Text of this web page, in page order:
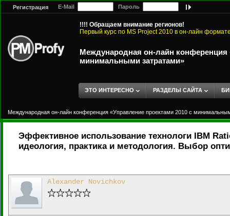
Регистрация E-Mail Пароль
!!!! Обращаем внимание регионов!
Первый курс по MS Project 2010 в он-лайн
Международная он-лайн конференция
минимальными затратами»
ЭТО ИНТЕРЕСНО РАЗДЕЛЫ САЙТА
Международная он-лайн конференция «Управление проектами 2010 с
Эффективное использование технологи IBM
идеология, практика и методология. Выбор
Alexander Novichkov